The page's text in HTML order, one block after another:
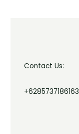
Contact Us:
+6285737186163